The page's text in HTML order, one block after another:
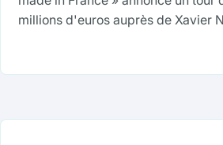
millions d'euros auprès de Xavier